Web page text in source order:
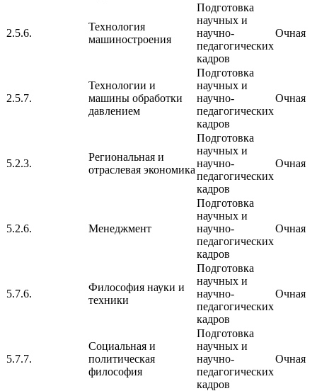
2.5.6.
Технология
машиностроения
Подготовка
научных и
научно-
педагогических
кадров
Очная
2.5.7.
Технологии и
машины обработки
давлением
Подготовка
научных и
научно-
педагогических
кадров
Очная
5.2.3.
Региональная и
отраслевая экономика
Подготовка
научных и
научно-
педагогических
кадров
Очная
5.2.6. Менеджмент
Подготовка
научных и
научно-
педагогических
кадров
Очная
5.7.6.
Философия науки и
техники
Подготовка
научных и
научно-
педагогических
кадров
Очная
5.7.7.
Социальная и
политическая
философия
Подготовка
научных и
научно-
педагогических
кадров
Очная